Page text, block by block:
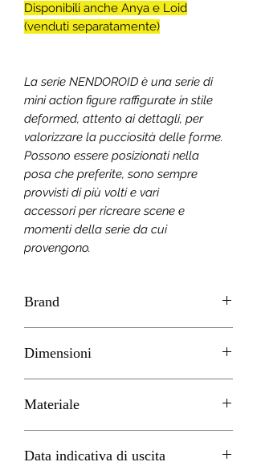
Disponibili anche Anya e Loid
(venduti separatamente)
La serie NENDOROID è una serie di
mini action figure raffigurate in stile
deformed, attento ai dettagli, per
valorizzare la pucciosità delle forme.
Possono essere posizionati nella
posa che preferite, sono sempre
provvisti di più volti e vari
accessori per ricreare scene e
momenti della serie da cui
provengono.
Brand
Dimensioni
Materiale
Data indicativa di uscita